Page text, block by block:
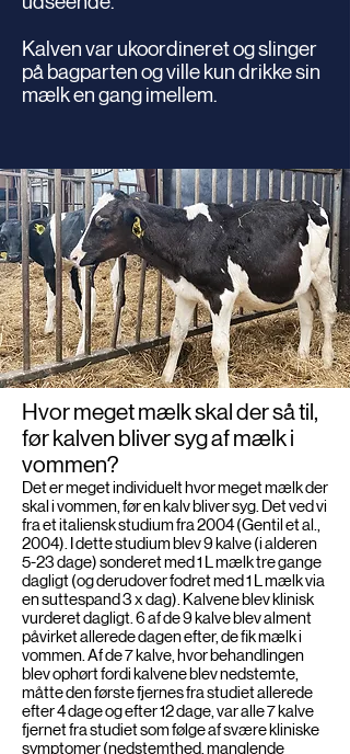
Kalven var ukoordineret og slinger
på bagparten og ville kun drikke sin
mælk en gang imellem.
Hvor meget mælk skal der så til,
før kalven bliver syg af mælk i
vommen?
Det er meget individuelt hvor meget mælk der
skal i vommen, før en kalv bliver syg. Det ved vi
fra et italiensk studium fra 2004 (Gentil et al.,
2004). I dette studium blev 9 kalve (i alderen
5-23 dage) sonderet med 1 L mælk tre gange
dagligt (og derudover fodret med 1 L mælk via
en suttespand 3 x dag). Kalvene blev klinisk
vurderet dagligt. 6 af de 9 kalve blev alment
påvirket allerede dagen efter, de fik mælk i
vommen. Af de 7 kalve, hvor behandlingen
blev ophørt fordi kalvene blev nedstemte,
måtte den første fjernes fra studiet allerede
efter 4 dage og efter 12 dage, var alle 7 kalve
fjernet fra studiet som følge af svære kliniske
symptomer (nedstemthed, manglende